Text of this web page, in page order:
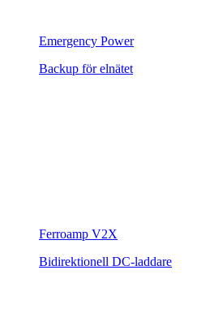
Emergency Power
Backup för elnätet
Ferroamp V2X
Bidirektionell DC-laddare